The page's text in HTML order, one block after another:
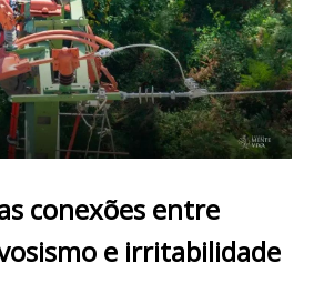
conexões entre
e irritabilidade